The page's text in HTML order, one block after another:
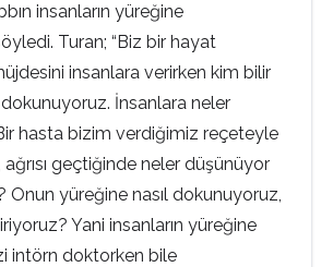
insanların yüreğine
Turan; “Biz bir hayat
insanlara verirken kim bilir
İnsanlara neler
hasta bizim verdiğimiz reçeteyle
geçtiğinde neler düşünüyor
Onun yüreğine nasıl dokunuyoruz,
Yani insanların yüreğine
intörn doktorken bile